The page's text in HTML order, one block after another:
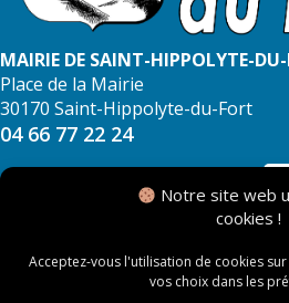
Notre site web
cookies !
Acceptez-vous l'utilisation de cookies
vos choix dans les
MAIRIE DE SAINT-HIPPOLYTE-
Place de la Mairie
30170 Saint-Hippolyte-du-Fort
04 66 77 22 24